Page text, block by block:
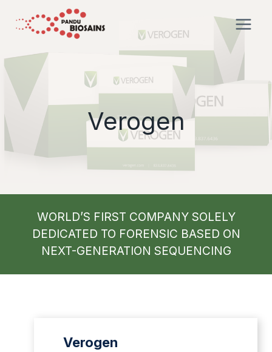
Verogen
WORLD’S FIRST COMPANY SOLELY
DEDICATED TO FORENSIC BASED ON
NEXT-GENERATION SEQUENCING
Verogen